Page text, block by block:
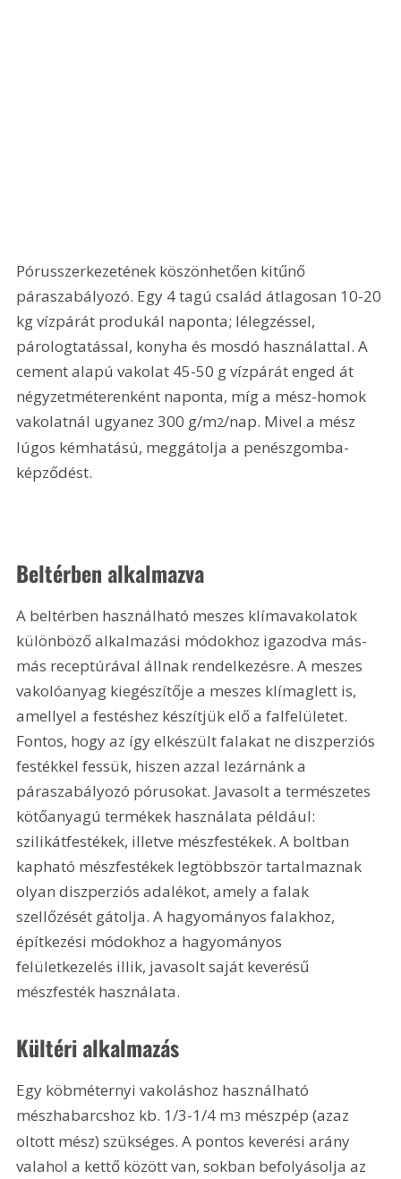
Pórusszerkezetének köszönhetően kitűnő
páraszabályozó. Egy 4 tagú család átlagosan 10-20
kg vízpárát produkál naponta; lélegzéssel,
párologtatással, konyha és mosdó használattal. A
cement alapú vakolat 45-50 g vízpárát enged át
négyzetméterenként naponta, míg a mész-homok
vakolatnál ugyanez 300 g/m2/nap. Mivel a mész
lúgos kémhatású, meggátolja a penészgomba-
képződést.
Beltérben alkalmazva
A beltérben használható meszes klímavakolatok
különböző alkalmazási módokhoz igazodva más-
más receptúrával állnak rendelkezésre. A meszes
vakolóanyag kiegészítője a meszes klímaglett is,
amellyel a festéshez készítjük elő a falfelületet.
Fontos, hogy az így elkészült falakat ne diszperziós
festékkel fessük, hiszen azzal lezárnánk a
páraszabályozó pórusokat. Javasolt a természetes
kötőanyagú termékek használata például:
szilikátfestékek, illetve mészfestékek. A boltban
kapható mészfestékek legtöbbször tartalmaznak
olyan diszperziós adalékot, amely a falak
szellőzését gátolja. A hagyományos falakhoz,
építkezési módokhoz a hagyományos
felületkezelés illik, javasolt saját keverésű
mészfesték használata.
Kültéri alkalmazás
Egy köbméternyi vakoláshoz használható
mészhabarcshoz kb. 1/3-1/4 m3 mészpép (azaz
oltott mész) szükséges. A pontos keverési arány
valahol a kettő között van, sokban befolyásolja az